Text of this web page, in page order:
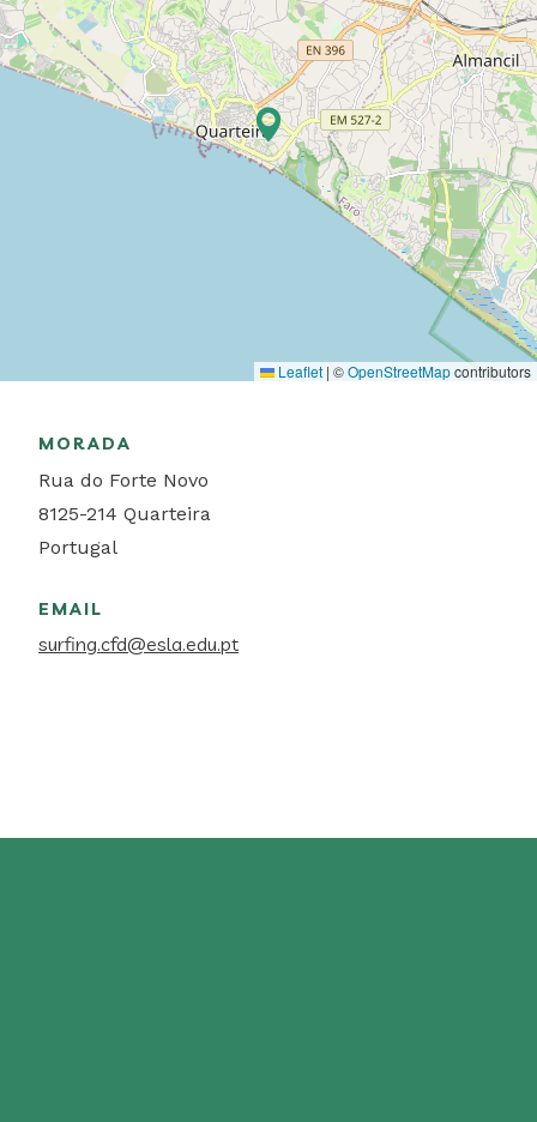
Leaflet | ©OpenStreetMapcontributors
MORADA
Rua do Forte Novo
8125-214 Quarteira
Portugal
EMAIL
surfing.cfd@esla.edu.pt